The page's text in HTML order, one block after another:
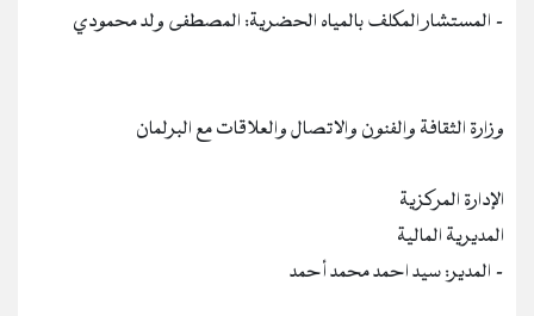
- المستشار المكلف بالمياه الحضرية: المصطفى ولد محمودي
وزارة الثقافة والفنون والاتصال والعلاقات مع البرلمان
الإدارة المركزية
المديرية المالية
- المدير: سيد احمد محمد أحمد